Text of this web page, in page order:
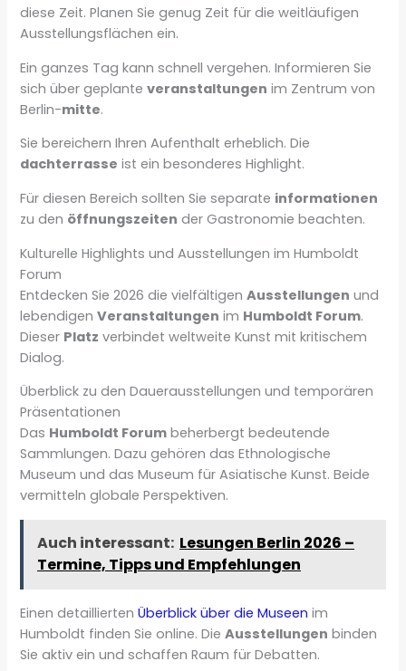
diese Zeit. Planen Sie genug Zeit für die weitläufigen
Ausstellungsflächen ein.
Ein ganzes Tag kann schnell vergehen. Informieren Sie
sich über geplanteveranstaltungen im Zentrum von
Berlin-mitte.
Sie bereichern Ihren Aufenthalt erheblich. Die
dachterrasse ist ein besonderes Highlight.
Für diesen Bereich sollten Sie separate informationen
zu den öffnungszeiten der Gastronomie beachten.
Kulturelle Highlights und Ausstellungen im Humboldt
Forum
Entdecken Sie 2026 die vielfältigenAusstellungen und
lebendigenVeranstaltungen im Humboldt Forum.
Dieser Platz verbindet weltweite Kunst mit kritischem
Dialog.
Überblick zu den Dauerausstellungen und temporären
Präsentationen
Das Humboldt Forum beherbergt bedeutende
Sammlungen. Dazu gehören das Ethnologische
Museum und das Museum für Asiatische Kunst. Beide
vermitteln globale Perspektiven.
Auch interessant: Lesungen Berlin 2026 –
Termine, Tipps und Empfehlungen
Einen detailliertenÜberblick über die Museen im
Humboldt finden Sie online. DieAusstellungen binden
Sie aktiv ein und schaffen Raum für Debatten.